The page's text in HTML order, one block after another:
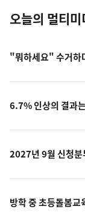
오늘의 멀티미
"뭐하세요" 수거하
6.7% 인상의 결과
2027년 9월 신청
방학 중 초등돌봄교